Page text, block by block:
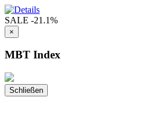
SALE -21.1%
×
MBT Index
Schließen